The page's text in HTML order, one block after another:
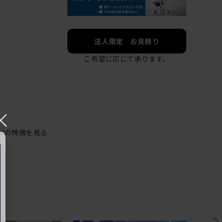
法人限定 お見積り
ご希望に応じて承ります。
の特徴を見る